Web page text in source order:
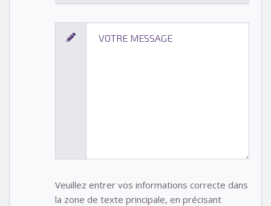
Veuillez entrer vos informations correcte dans
la zone de texte principale, en précisant